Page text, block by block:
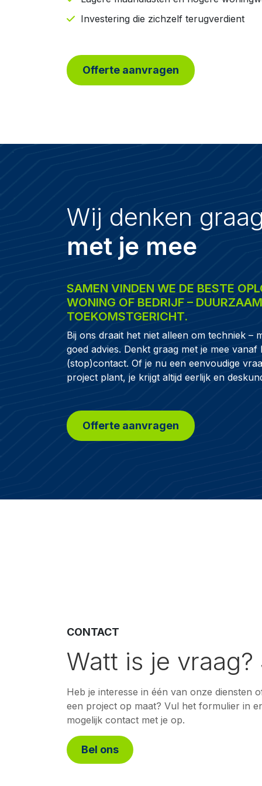
Investering die zichzelf terugverdient
Offerte aanvragen
Wij denken
met je mee
SAMEN VINDEN WE DE BESTE
WONING OF BEDRIJF –
TOEKOMSTGERICHT.
Bij ons draait het niet alleen om techniek –
goed advies. Denkt graag met je mee vanaf
(stop)contact. Of je nu een eenvoudige
project plant, je krijgt altijd eerlijk en
Offerte aanvragen
CONTACT
Watt is je vraag?
Heb je interesse in één van onze diensten
een project op maat? Vul het formulier in
mogelijk contact met je op.
Bel ons